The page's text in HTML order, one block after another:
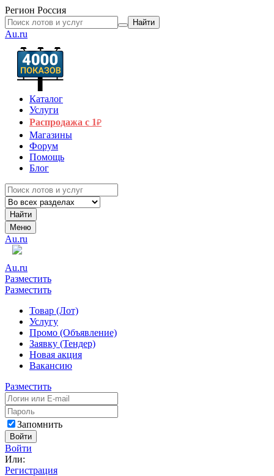
Регион Россия
Найти
Au.ru
Каталог
Услуги
Распродажа с 1₽
Магазины
Форум
Помощь
Блог
Найти
Меню
Au.ru
Au.ru
Разместить
Разместить
Товар (Лот)
Услугу
Промо (Объявление)
Заявку (Тендер)
Новая акция
Вакансию
Разместить
Запомнить
Войти
Войти
Или:
Регистрация